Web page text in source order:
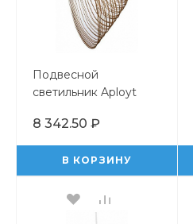
Подвесной
светильник Aployt
APL.655.03.21
8 342.50 ₽
В КОРЗИНУ